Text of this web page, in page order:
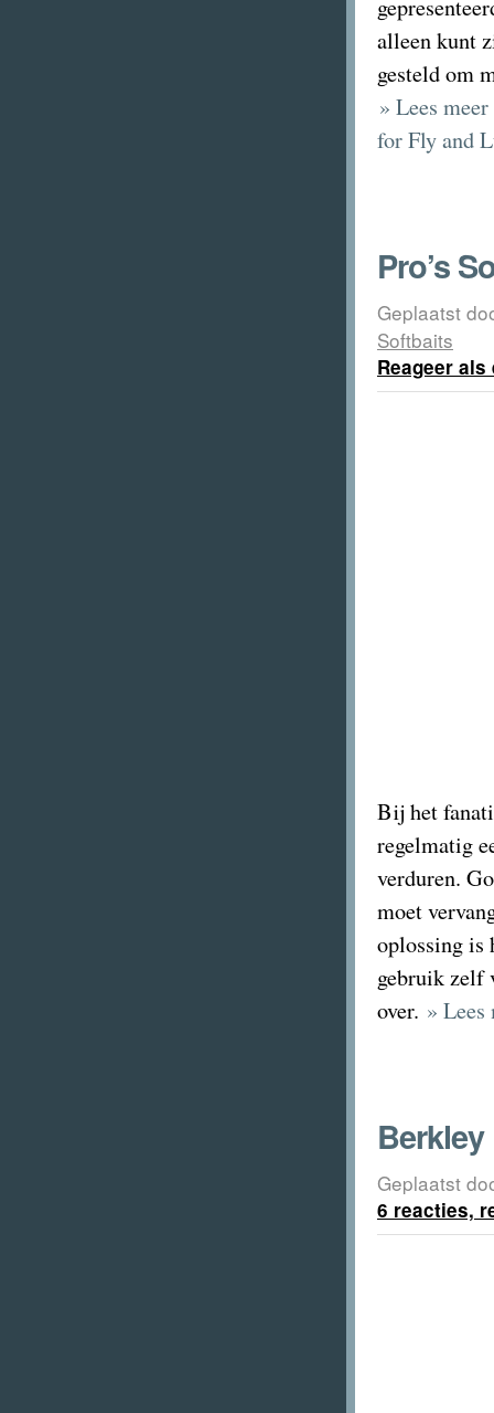
alleen kunt
gesteld om
» Lees
for Fly and
Pro’s
Geplaatst
Softbaits
Reageer
Bij het
regelmatig
verduren.
moet
oplossing is
gebruik zelf
over. »
Geplaatst
6 reacties,